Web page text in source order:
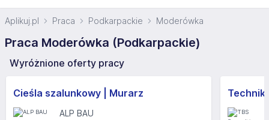
Aplikuj.pl Praca Podkarpackie Moderówka
Praca Moderówka (Podkarpackie)
Wyróżnione oferty pracy
Cieśla szalunkowy | Murarz
ALP BAU